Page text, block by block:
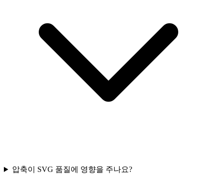
압축이 SVG 품질에 영향을 주나요?